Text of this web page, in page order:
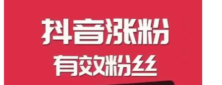
三位数增长。在Omdia报告中，阿里云以35.8%市场份额领跑
中国AI云市场，其通义千问开源模型已衍生超17万个应用。
这种发展态势下，秦淮数据超大规模的数据中心与阿里云强大
的算力调度能力形成完美互补，构成云锋新创入局的核心逻
传统业务并未退出历史舞台，而是以新形态融入转型。东阳光